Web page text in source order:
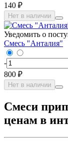
140 ₽
Нет в наличии
Уведомить о
Смесь "Анталия"
-
800 ₽
Нет в наличии
Смеси
ценам в